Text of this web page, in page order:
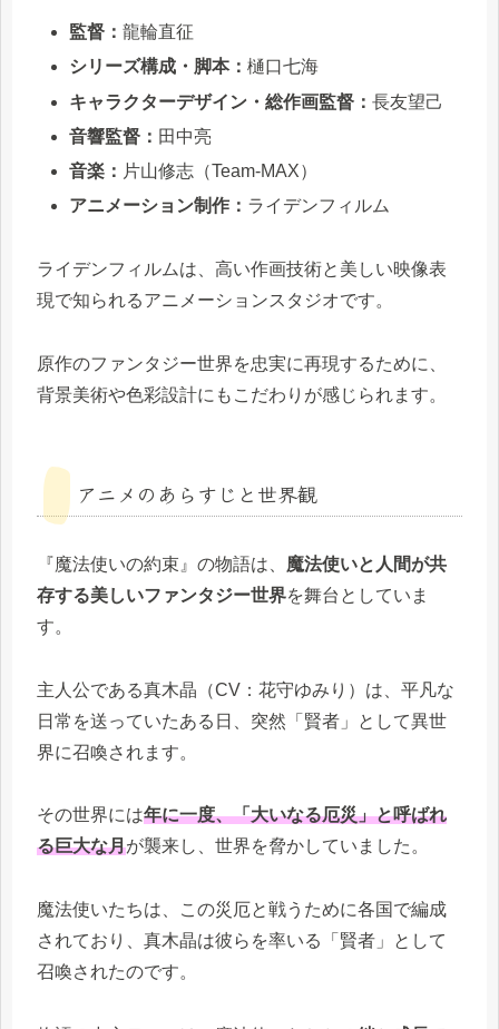
監督：龍輪直征
シリーズ構成・脚本：樋口七海
キャラクターデザイン・総作画監督：長友望己
音響監督： 田中亮
音楽： 片山修志（Team-MAX）
アニメーション制作： ライデンフィルム
ライデンフィルムは、高い作画技術と美しい映像表
現で知られるアニメーションスタジオです。
原作のファンタジー世界を忠実に再現するために、
背景美術や色彩設計にもこだわりが感じられます。
アニメのあらすじと世界観
『魔法使いの約束』の物語は、 魔法使いと人間が共
存する美しいファンタジー世界を舞台としていま
す。
主人公である真木晶（CV：花守ゆみり）は、平凡な
日常を送っていたある日、突然「賢者」として異世
界に召喚されます。
その世界には年に一度、「大いなる厄災」と呼ばれ
る巨大な月が襲来し、世界を脅かしていました。
魔法使いたちは、この災厄と戦うために各国で編成
されており、真木晶は彼らを率いる「賢者」として
召喚されたのです。